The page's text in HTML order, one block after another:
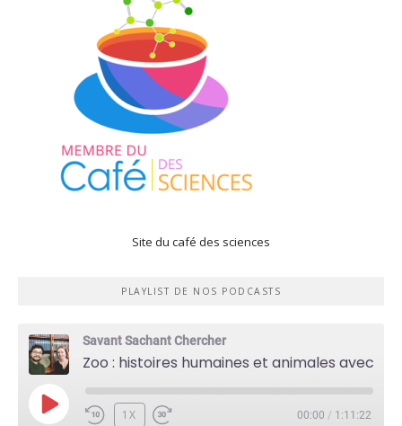
Site du café des sciences
PLAYLIST DE NOS PODCASTS
Savant Sachant Chercher
PLAY
1X 00:00 / 1:11:22